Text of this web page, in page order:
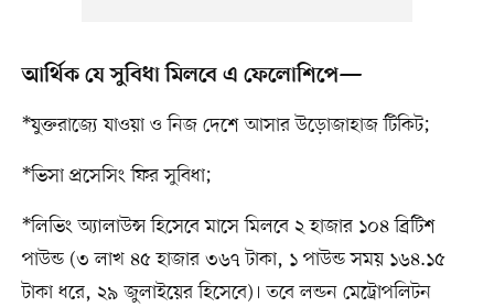
আর্থিক যে সুবিধা মিলবে এ ফেলোশিপে—
*যুক্তরাজ্যে যাওয়া ও নিজ দেশে আসার উড়োজাহাজ টিকিট;
*ভিসা প্রসেসিং ফির সুবিধা;
*লিভিং অ্যালাউন্স হিসেবে মাসে মিলবে ২ হাজার ১০৪ ব্রিটিশ
পাউন্ড (৩ লাখ ৪৫ হাজার ৩৬৭ টাকা, ১ পাউন্ড সময় ১৬৪.১৫
টাকা ধরে, ২৯ জুলাইয়ের হিসেবে)। তবে লন্ডন মেট্রোপলিটন